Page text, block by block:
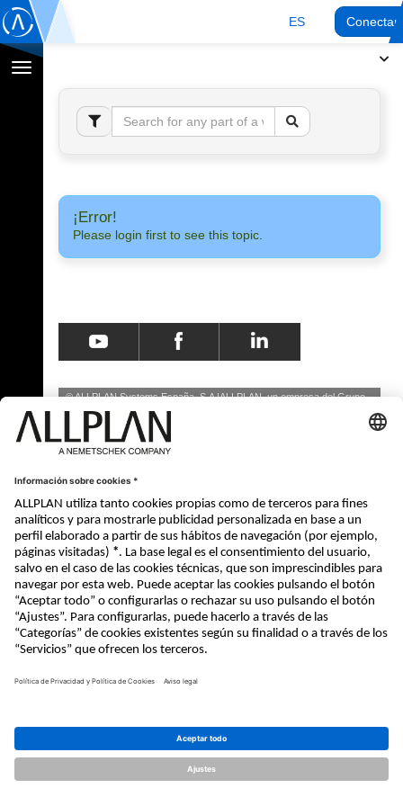
ES
Cambiar
navegación
¡Error!
Please login first to see this topic.
© ALLPLAN Systems España, S.A ALLPLAN, un empresa delGrupo
Nemetschek